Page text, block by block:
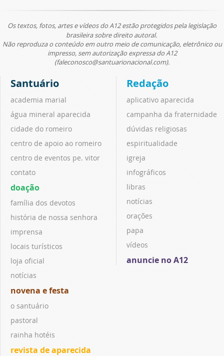
Os textos, fotos, artes e vídeos do A12 estão protegidos pela legislação
brasileira sobre direito autoral.
Não reproduza o conteúdo em outro meio de comunicação, eletrônico ou
impresso, sem autorização expressa do A12
(faleconosco@santuarionacional.com).
Santuário
academia marial
água mineral aparecida
cidade do romeiro
centro de apoio ao romeiro
centro de eventos pe. vitor
contato
doação
família dos devotos
história de nossa senhora
imprensa
locais turísticos
loja oficial
notícias
novena e festa
o santuário
pastoral
rainha hotéis
revista de aparecida
Redação
aplicativo aparecida
campanha da fraternidade
dúvidas religiosas
espiritualidade
igreja
infográficos
libras
notícias
orações
papa
vídeos
anuncie no A12